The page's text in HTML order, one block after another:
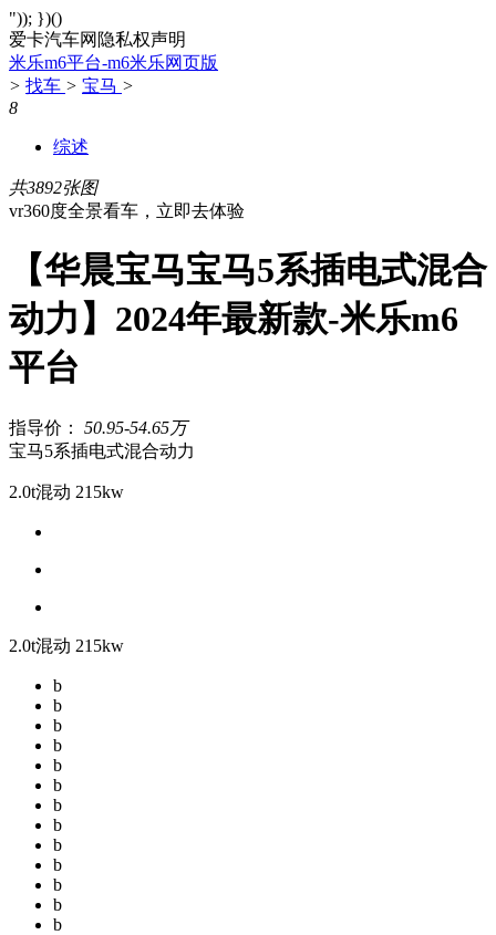
")); })()
爱卡汽车网隐私权声明
米乐m6平台-m6米乐网页版
> 找车 > 宝马 >
8
综述
共3892张图
vr360度全景看车，立即去体验
【华晨宝马宝马5系插电式混合
动力】2024年最新款-米乐m6
平台
指导价： 50.95-54.65万
宝马5系插电式混合动力
2.0t混动 215kw
2.0t混动 215kw
b
b
b
b
b
b
b
b
b
b
b
b
b